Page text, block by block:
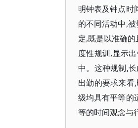
明钟表及钟点时
的不同活动中,
定,既是以准确
度性规训,显示
中。这种规制,
出勤的要求来看
级均具有平等的
等的时间观念与